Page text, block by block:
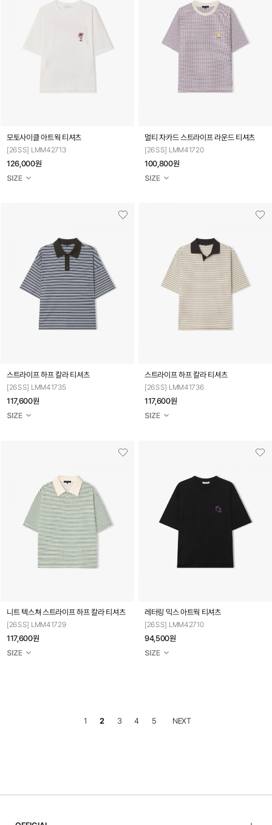
모토사이클 아트웍 티셔츠
[26SS] LMM42713
126,000원
멀티 자카드 스트라이프 라운드 티셔츠
[26SS] LMM41720
100,800원
스트라이프 하프 칼라 티셔츠
[26SS] LMM41735
117,600원
스트라이프 하프 칼라 티셔츠
[26SS] LMM41736
117,600원
니트 텍스쳐 스트라이프 하프 칼라 티셔츠
[26SS] LMM41729
117,600원
레터링 믹스 아트웍 티셔츠
[26SS] LMM42710
94,500원
1 2 3 4 5 NEXT